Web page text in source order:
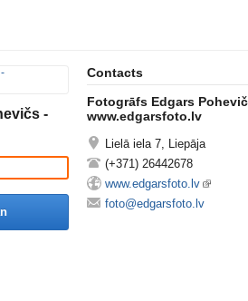
-
Contacts
Fotogrāfs Edgars
www.edgarsfoto.lv
Lielā iela 7, Liepāja
(+371) 26442678
www.edgarsfoto.lv
foto@edgarsfoto.lv